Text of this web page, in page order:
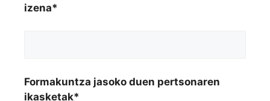
izena*
Formakuntza jasoko duen pertsonaren
ikasketak*